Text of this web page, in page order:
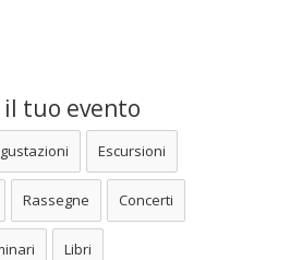
il tuo evento
Escursioni
Rassegne Concerti
Libri